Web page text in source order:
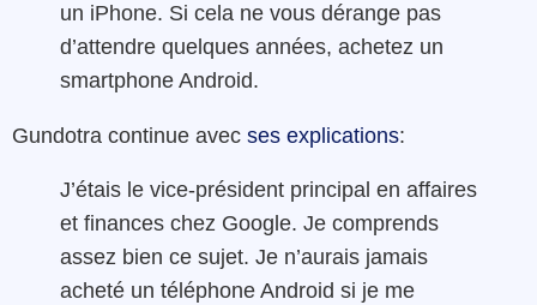
un iPhone. Si cela ne vous dérange pas
d’attendre quelques années, achetez un
smartphone Android.
Gundotra continue avec ses explications:
J’étais le vice-président principal en affaires
et finances chez Google. Je comprends
assez bien ce sujet. Je n’aurais jamais
acheté un téléphone Android si je me